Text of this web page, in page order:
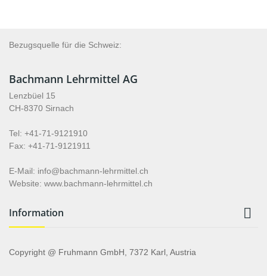
Bezugsquelle für die Schweiz:
Bachmann Lehrmittel AG
Lenzbüel 15
CH-8370 Sirnach
Tel: +41-71-9121910
Fax: +41-71-9121911
E-Mail: info@bachmann-lehrmittel.ch
Website: www.bachmann-lehrmittel.ch
Information 
Copyright @ Fruhmann GmbH, 7372 Karl, Austria